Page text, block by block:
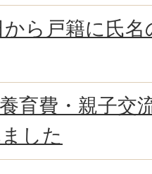
ら戸籍に氏
育費・親子交
した